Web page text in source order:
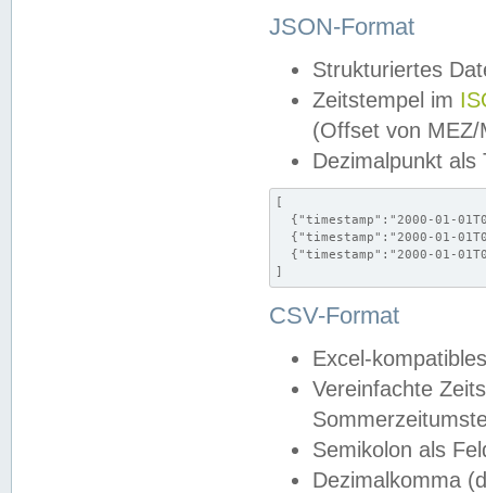
JSON-Format
Strukturiertes
Zeitstempel im
(Offset von MEZ/
Dezimalpunkt als
[
{"timestamp":"2000-01-
{"timestamp":"2000-01-
{"timestamp":"2000-01-
]
CSV-Format
Excel-
Vereinfachte
Semikolon als
Dezimalkomma